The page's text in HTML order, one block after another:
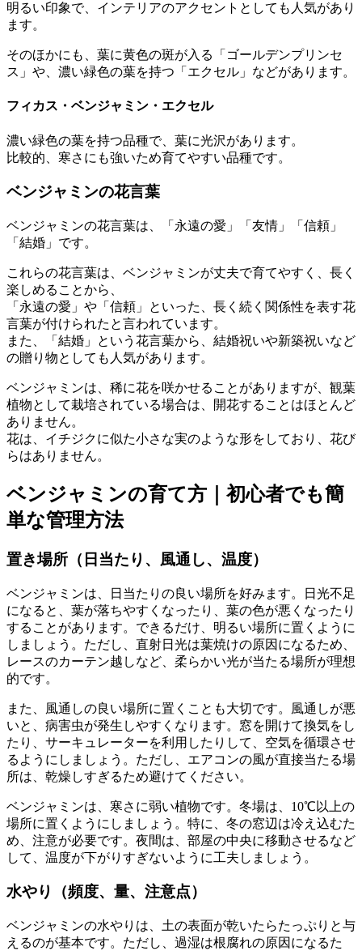
明るい印象で、インテリアのアクセントとしても人気があり
ます。
そのほかにも、葉に黄色の斑が入る「ゴールデンプリンセ
ス」や、濃い緑色の葉を持つ「エクセル」などがあります。
フィカス・ベンジャミン・エクセル
濃い緑色の葉を持つ品種で、葉に光沢があります。
比較的、寒さにも強いため育てやすい品種です。
ベンジャミンの花言葉
ベンジャミンの花言葉は、「永遠の愛」「友情」「信頼」
「結婚」です。
これらの花言葉は、ベンジャミンが丈夫で育てやすく、長く
楽しめることから、
「永遠の愛」や「信頼」といった、長く続く関係性を表す花
言葉が付けられたと言われています。
また、「結婚」という花言葉から、結婚祝いや新築祝いなど
の贈り物としても人気があります。
ベンジャミンは、稀に花を咲かせることがありますが、観葉
植物として栽培されている場合は、開花することはほとんど
ありません。
花は、イチジクに似た小さな実のような形をしており、花び
らはありません。
ベンジャミンの育て方｜初心者でも簡
単な管理方法
置き場所（日当たり、風通し、温度）
ベンジャミンは、日当たりの良い場所を好みます。日光不足
になると、葉が落ちやすくなったり、葉の色が悪くなったり
することがあります。できるだけ、明るい場所に置くように
しましょう。ただし、直射日光は葉焼けの原因になるため、
レースのカーテン越しなど、柔らかい光が当たる場所が理想
的です。
また、風通しの良い場所に置くことも大切です。風通しが悪
いと、病害虫が発生しやすくなります。窓を開けて換気をし
たり、サーキュレーターを利用したりして、空気を循環させ
るようにしましょう。ただし、エアコンの風が直接当たる場
所は、乾燥しすぎるため避けてください。
ベンジャミンは、寒さに弱い植物です。冬場は、10℃以上の
場所に置くようにしましょう。特に、冬の窓辺は冷え込むた
め、注意が必要です。夜間は、部屋の中央に移動させるなど
して、温度が下がりすぎないように工夫しましょう。
水やり（頻度、量、注意点）
ベンジャミンの水やりは、土の表面が乾いたらたっぷりと与
えるのが基本です。ただし、過湿は根腐れの原因になるた